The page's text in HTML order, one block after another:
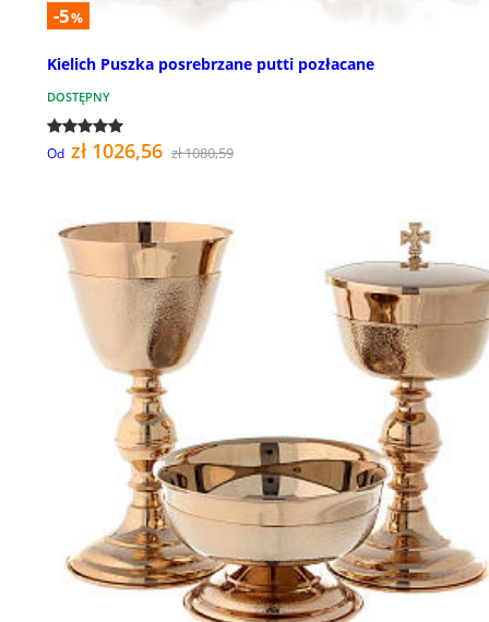
-5%
Kielich Puszka posrebrzane putti pozłacane
DOSTĘPNY
Od zł 1026,56 zł 1080,59